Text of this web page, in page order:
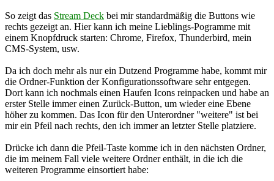
So zeigt das Stream Deck bei mir standardmäßig die Buttons wie
rechts gezeigt an. Hier kann ich meine Lieblings-Pogramme mit
einem Knopfdruck starten: Chrome, Firefox, Thunderbird, mein
CMS-System, usw.
Da ich doch mehr als nur ein Dutzend Programme habe, kommt mir
die Ordner-Funktion der Konfigurationssoftware sehr entgegen.
Dort kann ich nochmals einen Haufen Icons reinpacken und habe an
erster Stelle immer einen Zurück-Button, um wieder eine Ebene
höher zu kommen. Das Icon für den Unterordner "weitere" ist bei
mir ein Pfeil nach rechts, den ich immer an letzter Stelle platziere.
Drücke ich dann die Pfeil-Taste komme ich in den nächsten Ordner,
die im meinem Fall viele weitere Ordner enthält, in die ich die
weiteren Programme einsortiert habe: